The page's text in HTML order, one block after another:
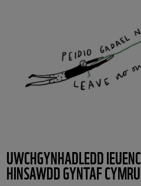
UWCHGYNHADLEDD
HINSAWDD GYNTAF CYMRU